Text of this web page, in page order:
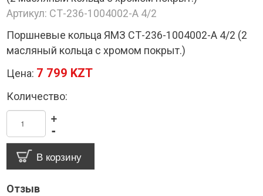
Артикул: СТ-236-1004002-А 4/2
Поршневые кольца ЯМЗ СТ-236-1004002-А 4/2 (2
масляный кольца с хромом покрыт.)
Цена: 7 799 KZT
Количество:
-
+
Отзыв